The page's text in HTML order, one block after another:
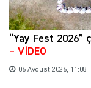
“Yay Fest
– VİDEO
06 Avqust 2026, 11:08